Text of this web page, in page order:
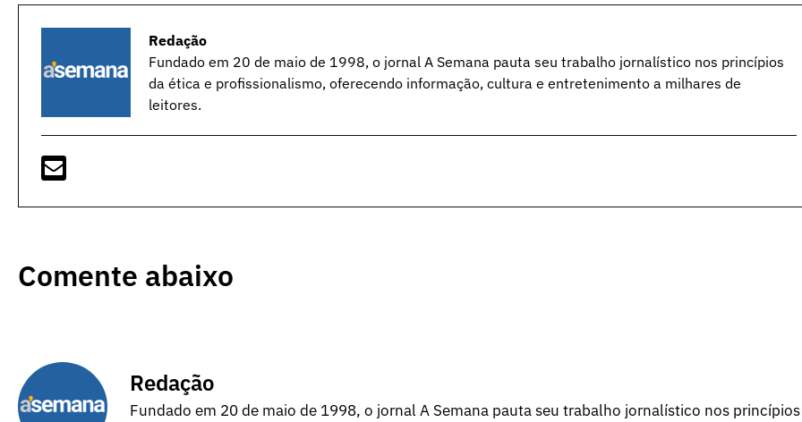
Redação
Fundado em 20 de maio de 1998, o jornal A Semana pauta seu trabalho jornalístico nos princípios
da ética e profissionalismo, oferecendo informação, cultura e entretenimento a milhares de
leitores.
Comente abaixo
Redação
Fundado em 20 de maio de 1998, o jornal A Semana pauta seu trabalho jornalístico nos princípios